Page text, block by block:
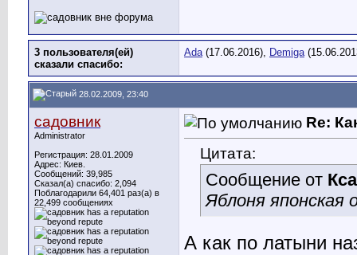
3 пользователя(ей)
сказали cпасибо:
Ada(17.06.2016), Demiga
28.02.2009, 23:40
садовник
Administrator
Регистрация: 28.01.2009
Адрес: Киев.
Сообщений: 39,985
Сказал(а) спасибо: 2,094
Поблагодарили 64,401 раз(а) в
22,499 сообщениях
Re:
Цитата:
Сообщение от
Яблоня японская
А как по латыни